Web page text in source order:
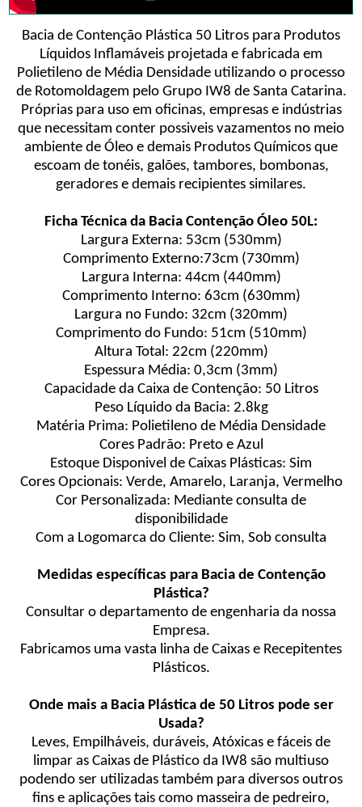
Bacia de Contenção Plástica 50 Litros para Produtos
Líquidos Inflamáveis projetada e fabricada em
Polietileno de Média Densidade utilizando o processo
de Rotomoldagem pelo Grupo IW8 de Santa Catarina.
Próprias para uso em oficinas, empresas e indústrias
que necessitam conter possiveis vazamentos no meio
ambiente de Óleo e demais Produtos Químicos que
escoam de tonéis, galões, tambores, bombonas,
geradores e demais recipientes similares.
Ficha Técnica da Bacia Contenção Óleo 50L:
Largura Externa: 53cm (530mm)
Comprimento Externo:73cm (730mm)
Largura Interna: 44cm (440mm)
Comprimento Interno: 63cm (630mm)
Largura no Fundo: 32cm (320mm)
Comprimento do Fundo: 51cm (510mm)
Altura Total: 22cm (220mm)
Espessura Média: 0,3cm (3mm)
Capacidade da Caixa de Contenção: 50 Litros
Peso Líquido da Bacia: 2.8kg
Matéria Prima: Polietileno de Média Densidade
Cores Padrão: Preto e Azul
Estoque Disponivel de Caixas Plásticas: Sim
Cores Opcionais: Verde, Amarelo, Laranja, Vermelho
Cor Personalizada: Mediante consulta de
disponibilidade
Com a Logomarca do Cliente: Sim, Sob consulta
Medidas específicas para Bacia de Contenção
Plástica?
Consultar o departamento de engenharia da nossa
Empresa.
Fabricamos uma vasta linha de Caixas e Recepitentes
Plásticos.
Onde mais a Bacia Plástica de 50 Litros pode ser
Usada?
Leves, Empilháveis, duráveis, Atóxicas e fáceis de
limpar as Caixas de Plástico da IW8 são multiuso
podendo ser utilizadas também para diversos outros
fins e aplicações tais como masseira de pedreiro,